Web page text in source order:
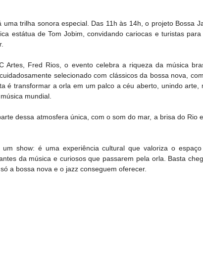
trilha sonora especial. Das 11h às 14h, o projeto Bossa
estátua de Tom Jobim, convidando cariocas e turistas para
Artes, Fred Rios, o evento celebra a riqueza da música
selecionado com clássicos da bossa nova,
é transformar a orla em um palco a céu aberto, unindo arte,
mundial.
dessa atmosfera única, com o som do mar, a brisa do Rio
show: é uma experiência cultural que valoriza o
da música e curiosos que passarem pela orla. Basta
a bossa nova e o jazz conseguem oferecer.